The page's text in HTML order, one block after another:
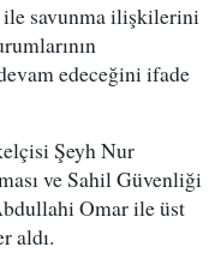
ile savunma ilişkilerini
edeceğini ifade
Şeyh Nur
ve Sahil Güvenliği
Omar ile üst
aldı.